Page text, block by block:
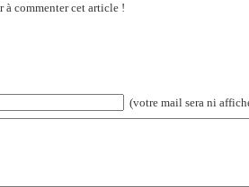
à commenter cet article !
(votre mail sera ni